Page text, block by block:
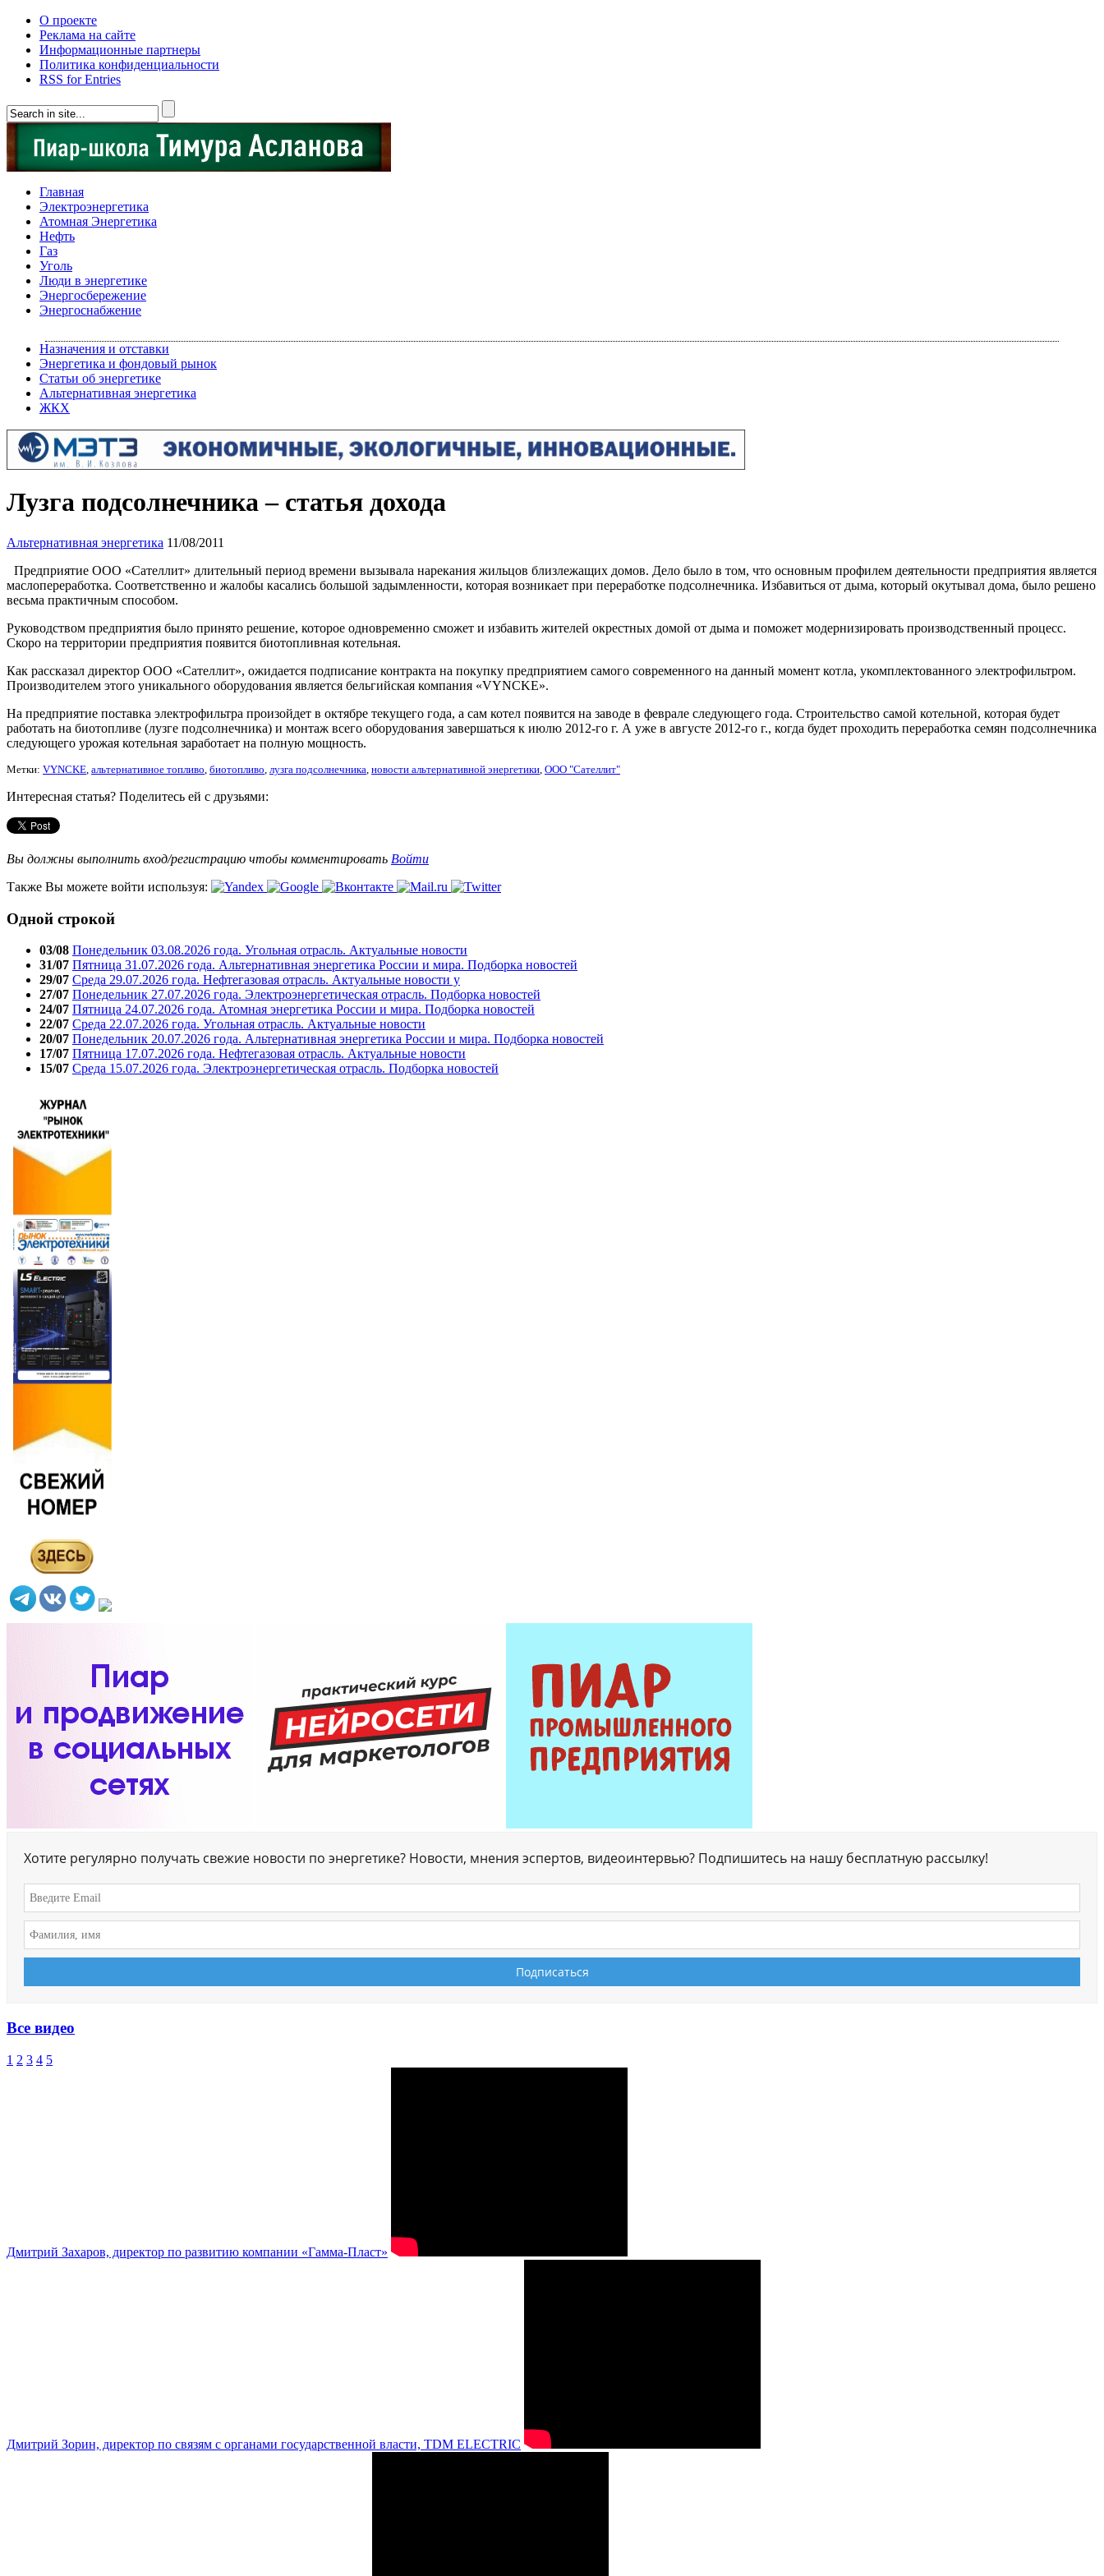
О проекте
Реклама на сайте
Информационные партнеры
Политика конфиденциальности
RSS for Entries
Главная
Электроэнергетика
Атомная Энергетика
Нефть
Газ
Уголь
Люди в энергетике
Энергосбережение
Энергоснабжение
Назначения и отставки
Энергетика и фондовый рынок
Статьи об энергетике
Альтернативная энергетика
ЖКХ
Лузга подсолнечника – статья дохода
Альтернативная энергетика 11/08/2011
Предприятие ООО «Сателлит» длительный период времени вызывала нарекания жильцов близлежащих домов. Дело было в том, что основным профилем деятельности предприятия является
маслопереработка. Соответственно и жалобы касались большой задымленности, которая возникает при переработке подсолнечника. Избавиться от дыма, который окутывал дома, было решено
весьма практичным способом.
Руководством предприятия было принято решение, которое одновременно сможет и избавить жителей окрестных домой от дыма и поможет модернизировать производственный процесс.
Скоро на территории предприятия появится биотопливная котельная.
Как рассказал директор ООО «Сателлит», ожидается подписание контракта на покупку предприятием самого современного на данный момент котла, укомплектованного электрофильтром.
Производителем этого уникального оборудования является бельгийская компания «VYNCKE».
На предприятие поставка электрофильтра произойдет в октябре текущего года, а сам котел появится на заводе в феврале следующего года. Строительство самой котельной, которая будет
работать на биотопливе (лузге подсолнечника) и монтаж всего оборудования завершаться к июлю 2012-го г. А уже в августе 2012-го г., когда будет проходить переработка семян подсолнечника
следующего урожая котельная заработает на полную мощность.
Метки: VYNCKE, альтернативное топливо, биотопливо, лузга подсолнечника, новости альтернативной энергетики, ООО "Сателлит"
Интересная статья? Поделитесь ей с друзьями:
Вы должны выполнить вход/регистрацию чтобы комментировать Войти
Также Вы можете войти используя:
Одной строкой
03/08 Понедельник 03.08.2026 года. Угольная отрасль. Актуальные новости
31/07 Пятница 31.07.2026 года. Альтернативная энергетика России и мира. Подборка новостей
29/07 Среда 29.07.2026 года. Нефтегазовая отрасль. Актуальные новости у
27/07 Понедельник 27.07.2026 года. Электроэнергетическая отрасль. Подборка новостей
24/07 Пятница 24.07.2026 года. Атомная энергетика России и мира. Подборка новостей
22/07 Среда 22.07.2026 года. Угольная отрасль. Актуальные новости
20/07 Понедельник 20.07.2026 года. Альтернативная энергетика России и мира. Подборка новостей
17/07 Пятница 17.07.2026 года. Нефтегазовая отрасль. Актуальные новости
15/07 Среда 15.07.2026 года. Электроэнергетическая отрасль. Подборка новостей
Хотите регулярно получать свежие новости по энергетике? Новости, мнения эспертов, видеоинтервью? Подпишитесь на нашу бесплатную рассылку!
Все видео
1 2 3 4 5
Дмитрий Захаров, директор по развитию компании «Гамма-Пласт»
Дмитрий Зорин, директор по связям с органами государственной власти, TDM ELECTRIC